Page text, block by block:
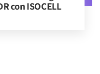
con ISOCELL